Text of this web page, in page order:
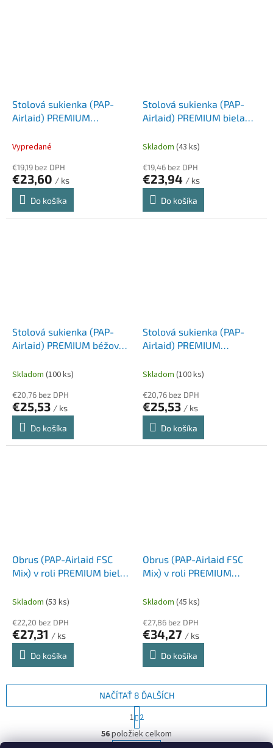
Stolová sukienka (PAP-
Airlaid) PREMIUM
ks]
Vypredané
€19,19 bez DPH
€23,60 / ks
Do košíka
Stolová sukienka (PAP-
Airlaid) PREMIUM biela
Skladom (43 ks)
€19,46 bez DPH
€23,94 / ks
Do košíka
Stolová sukienka (PAP-
Airlaid) PREMIUM béžová
Skladom (100 ks)
€20,76 bez DPH
€25,53 / ks
Do košíka
Stolová sukienka (PAP-
Airlaid) PREMIUM
ks]
Skladom (100 ks)
€20,76 bez DPH
€25,53 / ks
Do košíka
Obrus (PAP-Airlaid FSC
Mix) v roli PREMIUM biely
Skladom (53 ks)
€22,20 bez DPH
€27,31 / ks
Do košíka
Obrus (PAP-Airlaid FSC
Mix) v roli PREMIUM
Skladom (45 ks)
€27,86 bez DPH
€34,27 / ks
Do košíka
O
v
NAČÍTAŤ 8 ĎALŠÍCH
S
t
r
á
1 2
56položiek celkom